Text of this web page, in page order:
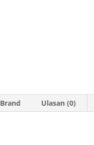
Brand Ulasan (0)